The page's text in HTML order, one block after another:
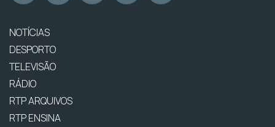
NOTÍCIAS
DESPORTO
TELEVISÃO
RÁDIO
RTP ARQUIVOS
RTP ENSINA